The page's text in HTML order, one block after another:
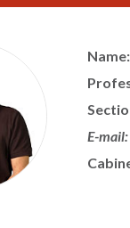
Name:
E-mail: